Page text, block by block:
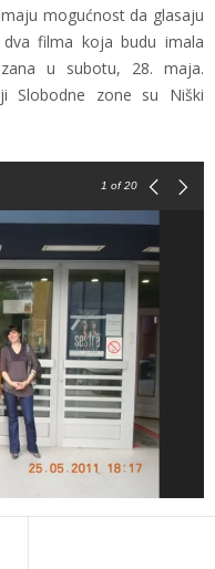
mogućnost da glasaju
filma koja budu imala
u subotu, 28. maja.
Slobodne zone su Niški
1 of 20